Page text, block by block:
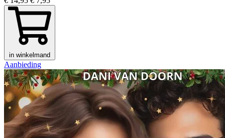
in winkelmand
Aanbieding